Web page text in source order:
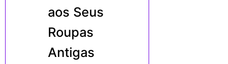
aos Seus
Roupas
Antigas